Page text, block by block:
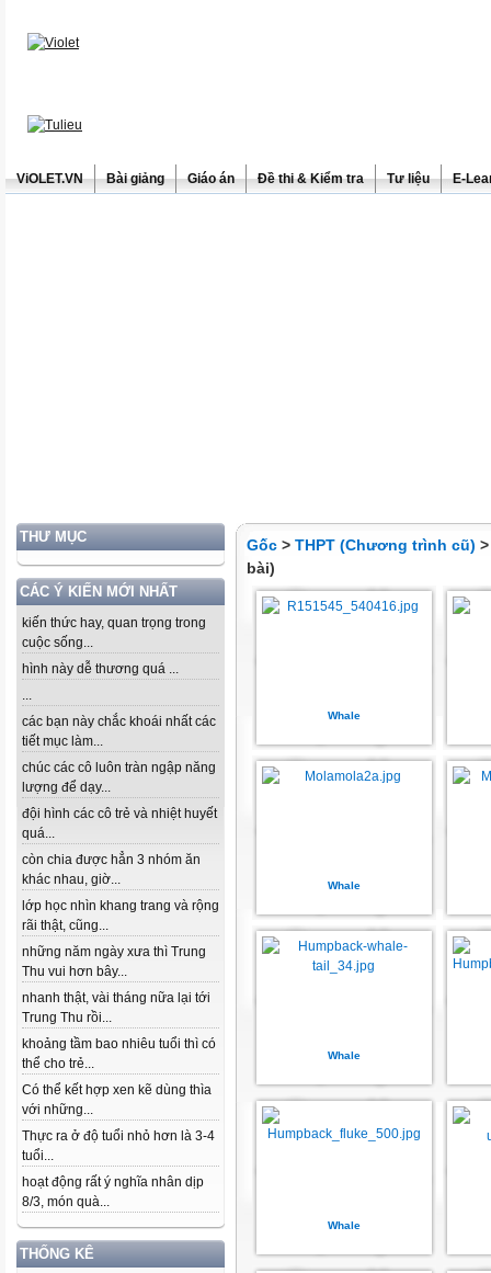
ViOLET.VN Bài giảng Giáo án Đề thi & Kiểm tra Tư liệu E-
THƯ MỤC
CÁC Ý KIẾN MỚI NHẤT
kiến thức hay, quan trọng trong
cuộc sống...
hình này dễ thương quá ...
...
các bạn này chắc khoái nhất các
tiết mục làm...
chúc các cô luôn tràn ngập năng
lượng để dạy...
đội hình các cô trẻ và nhiệt huyết
quá...
còn chia được hẳn 3 nhóm ăn
khác nhau, giờ...
lớp học nhìn khang trang và rộng
rãi thật, cũng...
những năm ngày xưa thì Trung
Thu vui hơn bây...
nhanh thật, vài tháng nữa lại tới
Trung Thu rồi...
khoảng tầm bao nhiêu tuổi thì có
thể cho trẻ...
Có thể kết hợp xen kẽ dùng thìa
với những...
Thực ra ở độ tuổi nhỏ hơn là 3-4
tuổi...
hoạt động rất ý nghĩa nhân dịp
8/3, món quà...
THỐNG KÊ
Gốc > THPT (Chương trình cũ)
bài)
Whale
Whale
Whale
Whale